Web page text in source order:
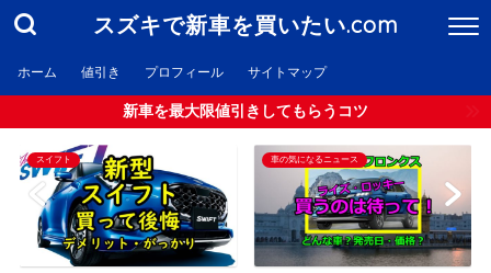
スズキで新車を買いたい.com
ホーム 値引き プロフィール サイトマップ
新車を最大限値引きしてもらうコツ
スイフト 車の気になるニュース